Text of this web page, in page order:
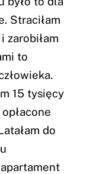
Straciłam
zarobiłam
to
15 tysięcy
do